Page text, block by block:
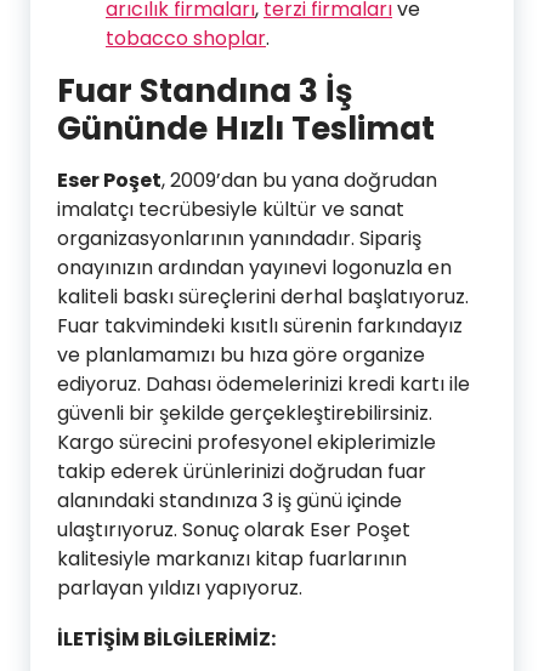
arıcılık firmaları, terzi firmalarıve
tobacco shoplar.
Fuar Standına 3 İş
Gününde Hızlı Teslimat
Eser Poşet, 2009’dan bu yana doğrudan
imalatçı tecrübesiyle kültür ve sanat
organizasyonlarının yanındadır. Sipariş
onayınızın ardından yayınevi logonuzla en
kaliteli baskı süreçlerini derhal başlatıyoruz.
Fuar takvimindeki kısıtlı sürenin farkındayız
ve planlamamızı bu hıza göre organize
ediyoruz. Dahası ödemelerinizi kredi kartı ile
güvenli bir şekilde gerçekleştirebilirsiniz.
Kargo sürecini profesyonel ekiplerimizle
takip ederek ürünlerinizi doğrudan fuar
alanındaki standınıza 3 iş günü içinde
ulaştırıyoruz. Sonuç olarak Eser Poşet
kalitesiyle markanızı kitap fuarlarının
parlayan yıldızı yapıyoruz.
İLETİŞİM BİLGİLERİMİZ: